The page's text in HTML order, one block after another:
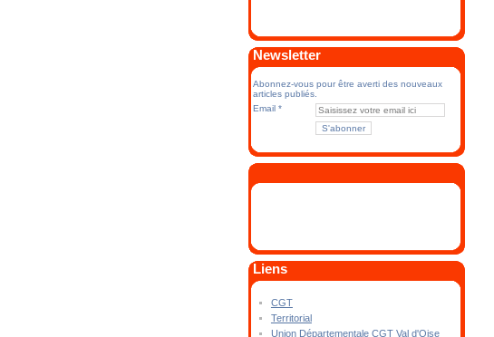
Newsletter
Abonnez-vous pour être averti des nouveaux
articles publiés.
Email
Liens
CGT
Territorial
Union Départementale CGT Val d'Oise